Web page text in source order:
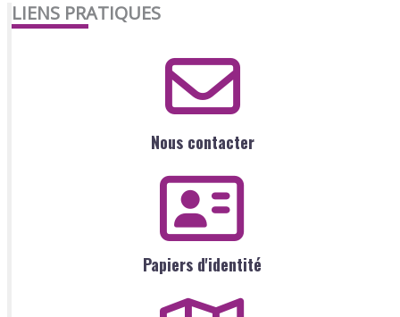
LIENS PRATIQUES
Nous contacter
Papiers d'identité